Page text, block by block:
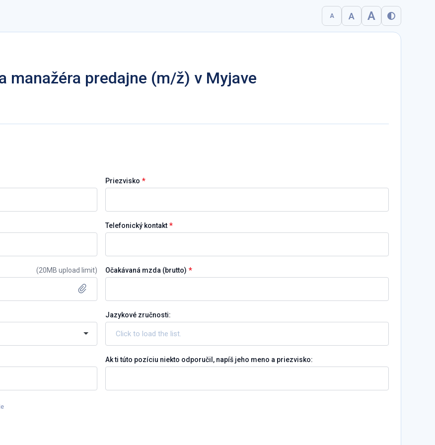
A A A
manažéra predajne (m/ž) v Myjave
Priezvisko *
Telefonický kontakt *
(20MB upload limit) Očakávaná mzda (brutto) *
Jazykové zručnosti:
Ak ti túto pozíciu niekto odporučil, napíš jeho meno a priezvisko: